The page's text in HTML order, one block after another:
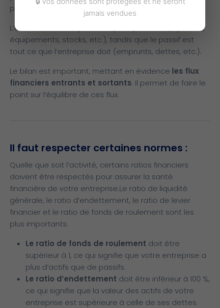
passif.
L’actif est tout ce que l’entreprise possède (liquidités,
équipements, stocks, etc.), tandis que le passif est
tout ce que l’entreprise doit (emprunts, dettes, etc.).
Le bilan est important, mettant en évidence les flux
financiers entrants et sortants. Il permet de faire le
point sur l’équilibre de ces flux.
Il faut respecter certaines normes :
Quelle que soit l’activité, certains ratios financiers
doivent être respectés pour assurer la santé
financière de votre entreprise.Le ratio de liquidité
générale, le ratio d’endettement, le ratio de levier
financier et le ratio de fonds de roulement sont les
plus importants.
Le ratio de fonds de roulement doit être
supérieur à 1, ce qui signifie que votre entreprise a
plus d’actifs que de passifs.
Le ratio d’endettement doit être inférieur à 100 %,
ce qui signifie que la valeur des actifs de votre
entreprise est supérieure à celle de ses dettes.
jamais vendues